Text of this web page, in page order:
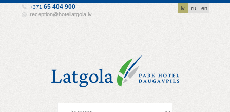
lv ru en
+371 65 404 900
reception@hotellatgola.lv